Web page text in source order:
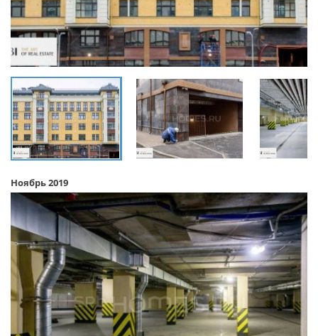
Ноябрь 2019